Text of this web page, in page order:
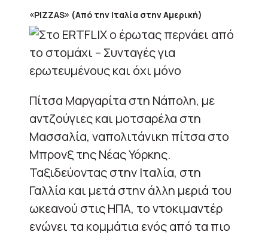
«PIZZAS» (Από την Ιταλία στην Αμερική)
Πίτσα Μαργαρίτα στη Νάπολη, με
αντζούγιες και μοτσαρέλα στη
Μασσαλία, ναπολιτάνικη πίτσα στο
Μπρονξ της Νέας Υόρκης.
Ταξιδεύοντας στην Ιταλία, στη
Γαλλία και μετά στην άλλη μεριά του
ωκεανού στις ΗΠΑ, το ντοκιμαντέρ
ενώνει τα κομμάτια ενός από τα πιο